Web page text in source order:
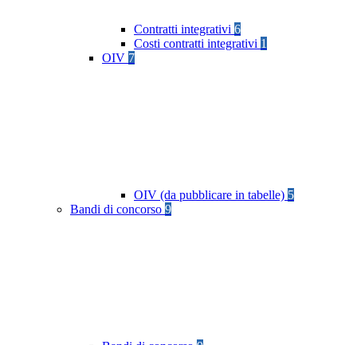
Contratti integrativi 6
Costi contratti integrativi 1
OIV 7
OIV (da pubblicare in tabelle) 5
Bandi di concorso 9